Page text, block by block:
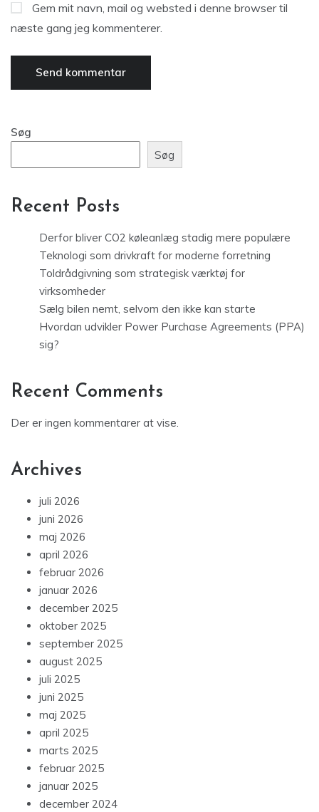
Gem mit navn, mail og websted i denne browser til
næste gang jeg kommenterer.
Søg
Søg
Recent Posts
Derfor bliver CO2 køleanlæg stadig mere populære
Teknologi som drivkraft for moderne forretning
Toldrådgivning som strategisk værktøj for
virksomheder
Sælg bilen nemt, selvom den ikke kan starte
Hvordan udvikler Power Purchase Agreements (PPA)
sig?
Recent Comments
Der er ingen kommentarer at vise.
Archives
juli 2026
juni 2026
maj 2026
april 2026
februar 2026
januar 2026
december 2025
oktober 2025
september 2025
august 2025
juli 2025
juni 2025
maj 2025
april 2025
marts 2025
februar 2025
januar 2025
december 2024